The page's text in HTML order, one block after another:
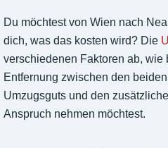
Du möchtest von Wien nach
dich, was das kosten wird? Die
verschiedenen Faktoren ab, wie
Entfernung zwischen den
Umzugsguts und den
Anspruch nehmen möchtest.